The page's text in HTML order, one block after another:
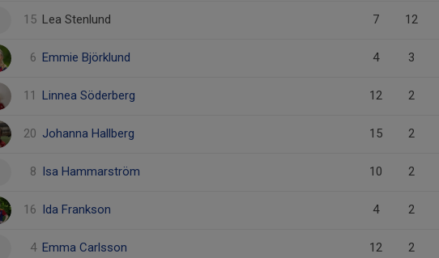
15 Lea Stenlund 7 12
6 Emmie Björklund 4 3
11 Linnea Söderberg 12 2
20 Johanna Hallberg 15 2
8 Isa Hammarström 10 2
16 Ida Frankson 4 2
4 Emma Carlsson 12 2